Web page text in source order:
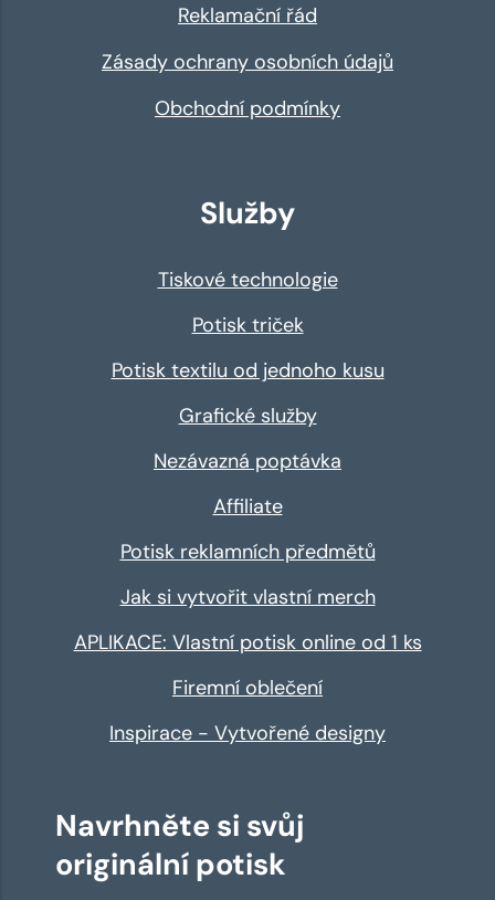
Reklamační řád
Zásady ochrany osobních údajů
Obchodní podmínky
Služby
Tiskové technologie
Potisk triček
Potisk textilu od jednoho kusu
Grafické služby
Nezávazná poptávka
Affiliate
Potisk reklamních předmětů
Jak si vytvořit vlastní merch
APLIKACE: Vlastní potisk online od 1 ks
Firemní oblečení
Inspirace - Vytvořené designy
Navrhněte si svůj
originální potisk